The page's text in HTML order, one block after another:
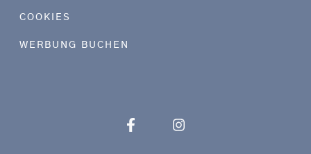
COOKIES
WERBUNG BUCHEN